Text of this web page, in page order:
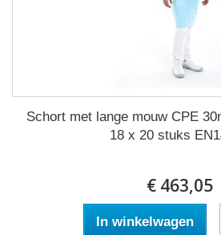
Schort met lange mouw CPE
18 x 20 stuks
€ 463,05
In winkelwagen